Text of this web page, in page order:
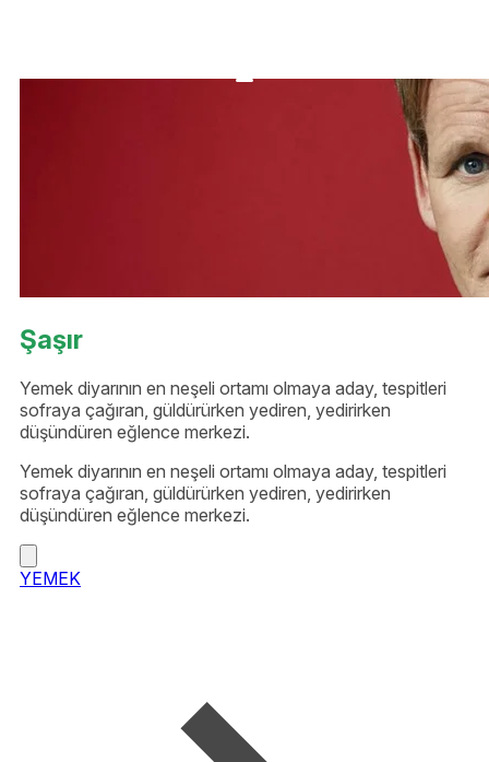
Şaşır
Yemek diyarının en neşeli ortamı olmaya aday, tespitleri
sofraya çağıran, güldürürken yediren, yedirirken
düşündüren eğlence merkezi.
Yemek diyarının en neşeli ortamı olmaya aday, tespitleri
sofraya çağıran, güldürürken yediren, yedirirken
düşündüren eğlence merkezi.
YEMEK